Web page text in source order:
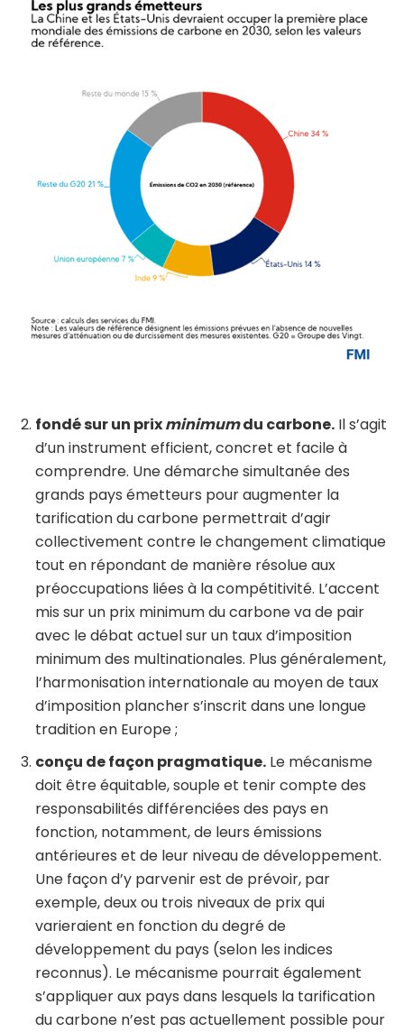
fondé sur un prixminimumdu carbone. Il s’agit
d’un instrument efficient, concret et facile à
comprendre. Une démarche simultanée des
grands pays émetteurs pour augmenter la
tarification du carbone permettrait d’agir
collectivement contre le changement climatique
tout en répondant de manière résolue aux
préoccupations liées à la compétitivité. L’accent
mis sur un prix minimum du carbone va de pair
avec le débat actuel sur un taux d’imposition
minimum des multinationales. Plus généralement,
l’harmonisation internationale au moyen de taux
d’imposition plancher s’inscrit dans une longue
tradition en Europe ;
conçu de façon pragmatique. Le mécanisme
doit être équitable, souple et tenir compte des
responsabilités différenciées des pays en
fonction, notamment, de leurs émissions
antérieures et de leur niveau de développement.
Une façon d’y parvenir est de prévoir, par
exemple, deux ou trois niveaux de prix qui
varieraient en fonction du degré de
développement du pays (selon les indices
reconnus). Le mécanisme pourrait également
s’appliquer aux pays dans lesquels la tarification
du carbone n’est pas actuellement possible pour